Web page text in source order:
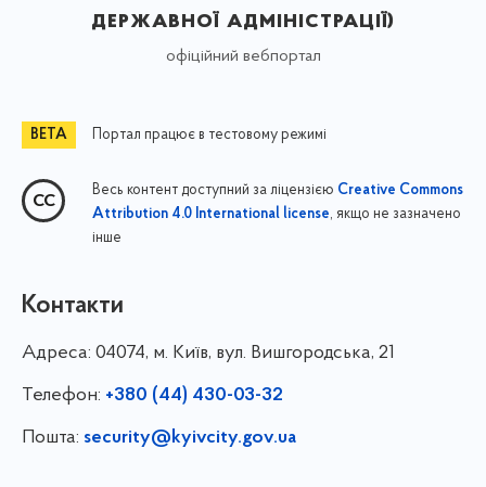
державної адміністрації)
офіційний вебпортал
Портал працює в тестовому режимі
Весь контент доступний за ліцензією Creative Commons
Attribution 4.0 International license, якщо не зазначено
інше
Контакти
Адреса: 04074, м. Київ, вул. Вишгородська, 21
Телефон: +380 (44) 430-03-32
Пошта: security@kyivcity.gov.ua